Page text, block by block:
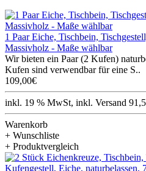
1 Paar Eiche, Tischbein,
Massivholz - Maße wählbar
Wir bieten ein Paar (2 Kufen)
Kufen sind verwendbar für eine S..
109,00€
inkl. 19 % MwSt, inkl. Versand
Warenkorb
+ Wunschliste
+ Produktvergleich